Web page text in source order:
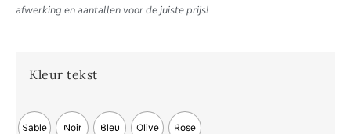
afwerking en aantallen voor de juiste prijs!
Kleur tekst
Sable Noir Bleu Olive Rose